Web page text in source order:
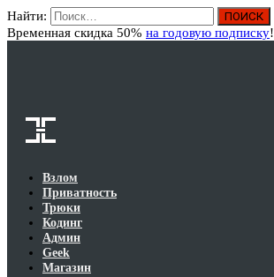
Найти:
Временная скидка 50% на годовую подписку!
Взлом
Приватность
Трюки
Кодинг
Админ
Geek
Магазин